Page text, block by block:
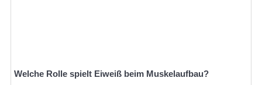
Welche Rolle spielt Eiweiß beim Muskelaufbau?